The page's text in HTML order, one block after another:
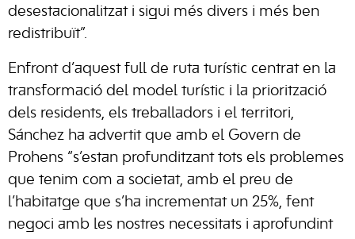
desestacionalitzat i sigui més divers i més ben
redistribuït”.
Enfront d’aquest full de ruta turístic centrat en la
transformació del model turístic i la priorització
dels residents, els treballadors i el territori,
Sánchez ha advertit que amb el Govern de
Prohens “s’estan profunditzant tots els problemes
que tenim com a societat, amb el preu de
l’habitatge que s’ha incrementat un 25%, fent
negoci amb les nostres necessitats i aprofundint